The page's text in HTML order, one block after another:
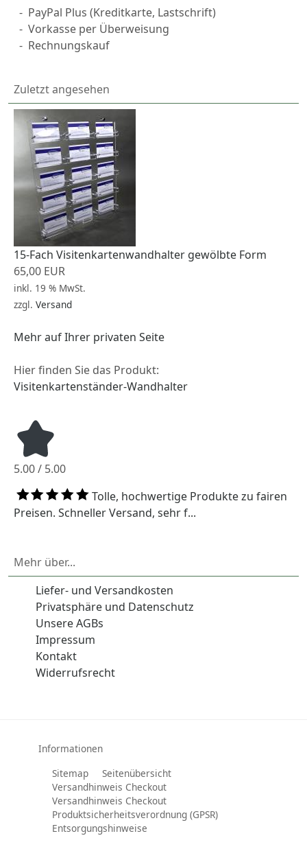
- PayPal Plus (Kreditkarte, Lastschrift)
- Vorkasse per Überweisung
- Rechnungskauf
Zuletzt angesehen
15-Fach Visitenkartenwandhalter gewölbte Form
65,00 EUR
inkl. 19 % MwSt.
zzgl. Versand
Mehr auf Ihrer privaten Seite
Hier finden Sie das Produkt:
Visitenkartenständer-Wandhalter
5.00 / 5.00
Tolle, hochwertige Produkte zu fairen
Preisen. Schneller Versand, sehr f...
Mehr über...
Liefer- und Versandkosten
Privatsphäre und Datenschutz
Unsere AGBs
Impressum
Kontakt
Widerrufsrecht
Informationen
Sitemap
Seitenübersicht
Versandhinweis Checkout
Versandhinweis Checkout
Produktsicherheitsverordnung (GPSR)
Entsorgungshinweise